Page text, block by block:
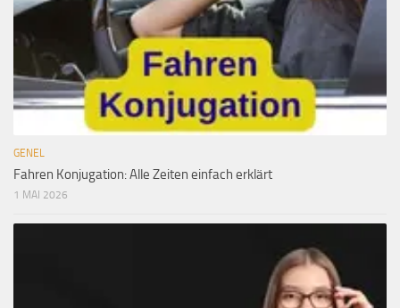
GENEL
Fahren Konjugation: Alle Zeiten einfach erklärt
1 MAI 2026